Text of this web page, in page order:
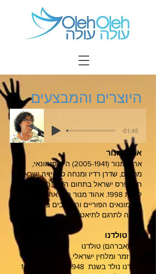
היוצרים והמבצעים
אהוד מנור
אהוד מנור (2005-1941)
היה פזמונאי,
מתרגם, שדרן רדיו ומנחה טלוויזיה ישראלי,
חתן פרס ישראל בתחום הזמר העברי
לשנת 1998. אהוד מנור היה אחד
הפזמונאים הפוריים והאהובים ביותר. הוא
הרבה לתרגם לתיאטרון.
אבי טולדנו
אבי (אברהם) טולדנו
הואזמר ומלחין ישראלי.
טולדנו נולד בשנת 1948
. בגיל 14
-01:45